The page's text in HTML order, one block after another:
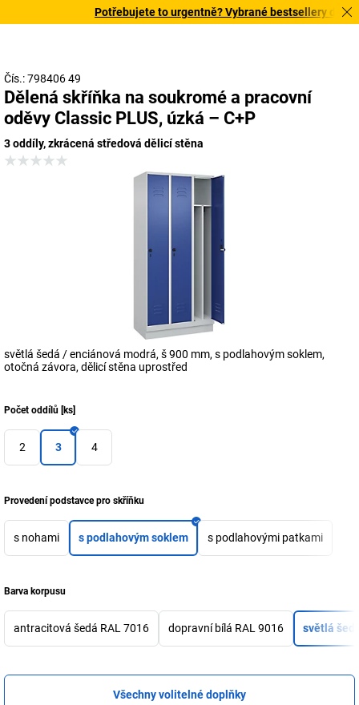
Potřebujete to urgentně? Vybrané bestsellery
Čís.: 798406 49
Dělená skříňka na soukromé a pracovní
oděvy Classic PLUS, úzká – C+P
3 oddíly, zkrácená středová dělicí stěna
světlá šedá / enciánová modrá, š 900 mm, s podlahovým soklem,
otočná závora, dělicí stěna uprostřed
Počet oddílů [ks]
2 3 4
Provedení podstavce pro skříňku
s nohami s podlahovým soklem s podlahovými patkami
Barva korpusu
antracitová šedá RAL 7016 dopravní bílá RAL 9016 světlá
Všechny volitelné doplňky